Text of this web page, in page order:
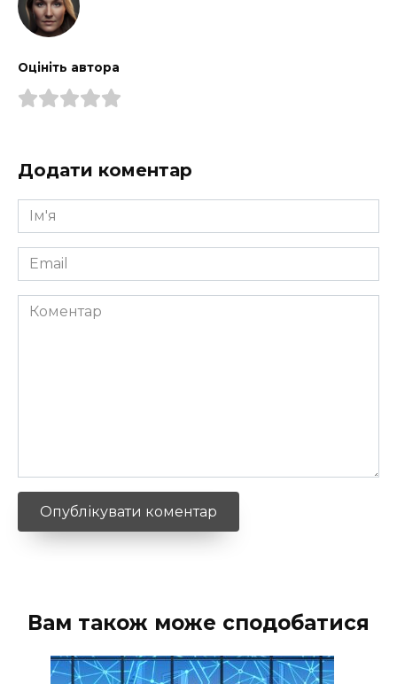
Оцініть автора
Додати коментар
Ім'я
*
Email
*
Коментар
Вам також може сподобатися